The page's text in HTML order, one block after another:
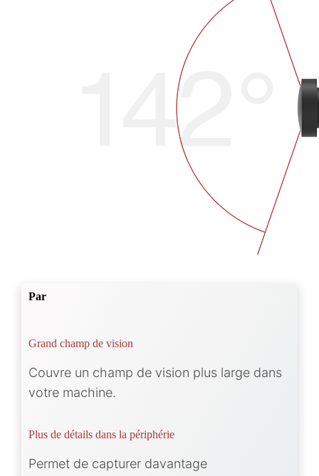
Par
Grand champ de vision
Couvre un champ de vision plus large dans
votre machine.
Plus de détails dans la périphérie
Permet de capturer davantage